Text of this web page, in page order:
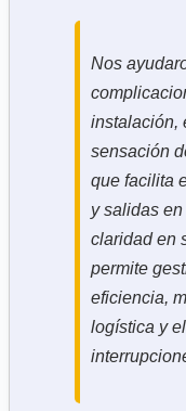
Nos
instalación,
sensación
que facilita
y salidas
claridad en
permite
eficiencia,
logística y